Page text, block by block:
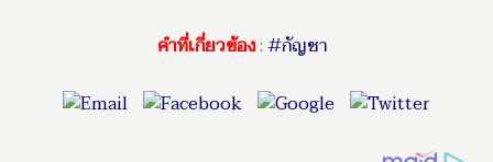
คำที่เกี่ยวข้อง:#กัญชา